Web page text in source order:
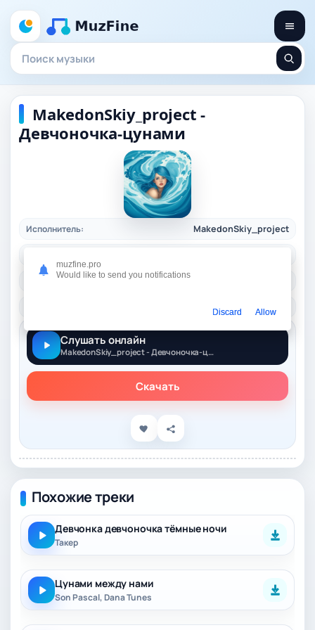
MakedonSkiy_project -
Девчоночка-цунами
Исполнитель: MakedonSkiy_project
Качество:
rap/ 2025
Слушать онлайн
MakedonSkiy_project - Девчоночка-цунами
Скачать
Похожие треки
Девчонка девчоночка тёмные ночи
Такер
Цунами между нами
Son Pascal, Dana Tunes
muzfine.pro
Would like to send you notifications
Discard Allow